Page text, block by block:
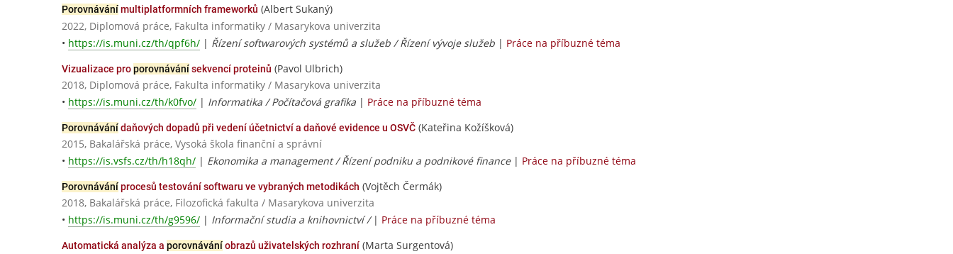
Porovnávánímultiplatformních frameworků (Albert Sukaný)
2022, Diplomová práce, Fakulta informatiky / Masarykova univerzita
• https://is.muni.cz/th/qpf6h/ | Řízení softwarových systémů a služeb / Řízení vývoje služeb | Práce na příbuzné téma
Vizualizace proporovnávánísekvencí proteinů (Pavol Ulbrich)
2018, Diplomová práce, Fakulta informatiky / Masarykova univerzita
• https://is.muni.cz/th/k0fvo/ | Informatika / Počítačová grafika | Práce na příbuzné téma
Porovnávánídaňových dopadů při vedení účetnictví a daňové evidence u OSVČ (Kateřina Kožíšková)
2015, Bakalářská práce, Vysoká škola finanční a správní
• https://is.vsfs.cz/th/h18qh/ | Ekonomika a management / Řízení podniku a podnikové finance| Práce na příbuzné téma
Porovnáváníprocesů testování softwaru ve vybraných metodikách (Vojtěch Čermák)
2018, Bakalářská práce, Filozofická fakulta / Masarykova univerzita
• https://is.muni.cz/th/g9596/ | Informační studia a knihovnictví / | Práce na příbuzné téma
Automatická analýza a porovnáváníobrazů uživatelských rozhraní (Marta Surgentová)